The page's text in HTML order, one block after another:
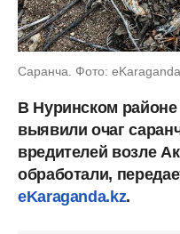
Саранча. Фото:
В Нуринском районе
выявили очаг
вредителей возле
обработали,
eKaraganda.kz.